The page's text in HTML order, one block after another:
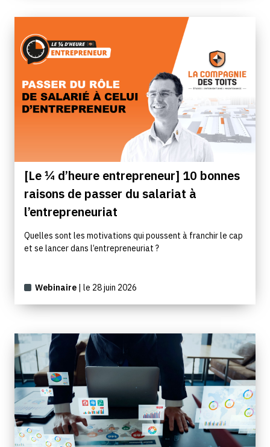
[Le ¼ d’heure entrepreneur] 10 bonnes
raisons de passer du salariat à
l’entrepreneuriat
Quelles sont les motivations qui poussent à franchir le cap
et se lancer dans l’entrepreneuriat ?
Webinaire | le 28 juin 2026